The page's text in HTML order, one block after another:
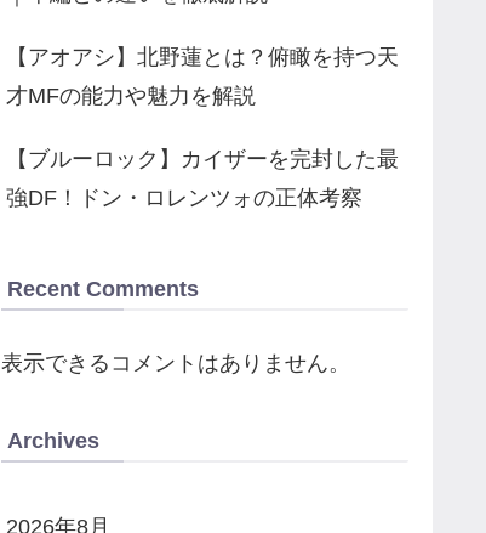
【アオアシ】北野蓮とは？俯瞰を持つ天
才MFの能力や魅力を解説
【ブルーロック】カイザーを完封した最
強DF！ドン・ロレンツォの正体考察
Recent Comments
表示できるコメントはありません。
Archives
2026年8月